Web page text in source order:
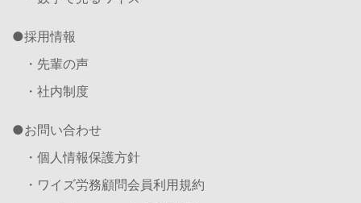
採用情報
・先輩の声
・社内制度
お問い合わせ
・個人情報保護方針
・ワイズ労務顧問会員利用規約